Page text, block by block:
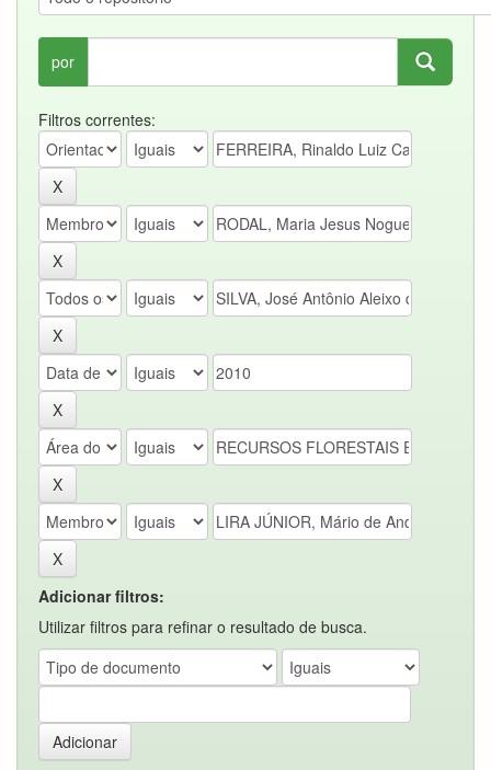
por
Filtros correntes:
Adicionar filtros:
Utilizar filtros para refinar o resultado de busca.